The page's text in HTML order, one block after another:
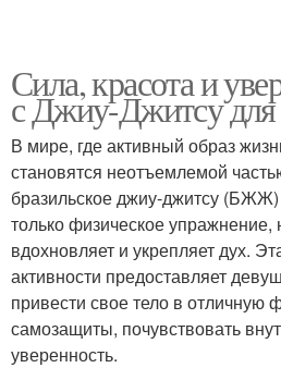
Сила, красота и
с Джиу-Джитсу
В мире, где активный образ
становятся неотъемлемой
бразильское джиу-джитсу (БЖЖ)
только физическое упражнение,
вдохновляет и укрепляет дух.
активности предоставляет
привести свое тело в отличную
самозащиты, почувствовать
уверенность.